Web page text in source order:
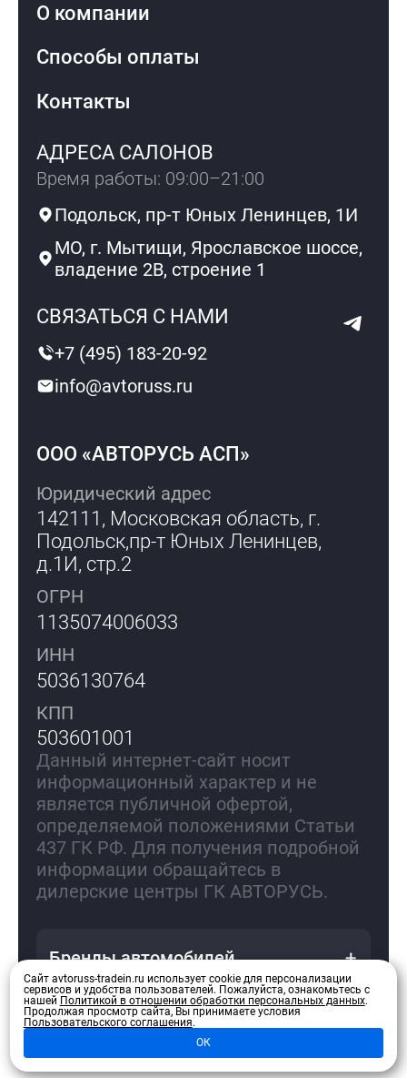
О компании
Способы оплаты
Контакты
АДРЕСА САЛОНОВ
Время работы: 09:00–21:00
Подольск, пр-т Юных Ленинцев, 1И
МО, г. Мытищи, Ярославское шоссе,
владение 2В, строение 1
СВЯЗАТЬСЯ С НАМИ
+7 (495) 183-20-92
info@avtoruss.ru
ООО «АВТОРУСЬ АСП»
Юридический адрес
142111, Московская область, г.
Подольск,пр-т Юных Ленинцев,
д.1И, стр.2
ОГРН
1135074006033
ИНН
5036130764
КПП
503601001
Данный интернет-сайт носит
информационный характер и не
является публичной офертой,
определяемой положениями Статьи
437 ГК РФ. Для получения подробной
информации обращайтесь в
дилерские центры ГК АВТОРУСЬ.
Бренды автомобилей
Политика конфиденциальности
Сайт avtoruss-tradein.ru использует cookie для персонализации
сервисов и удобства пользователей. Пожалуйста, ознакомьтесь с
нашей Политикой в отношении обработки персональных данных.
Продолжая просмотр сайта, Вы принимаете условия
Пользовательского соглашения.
ОК